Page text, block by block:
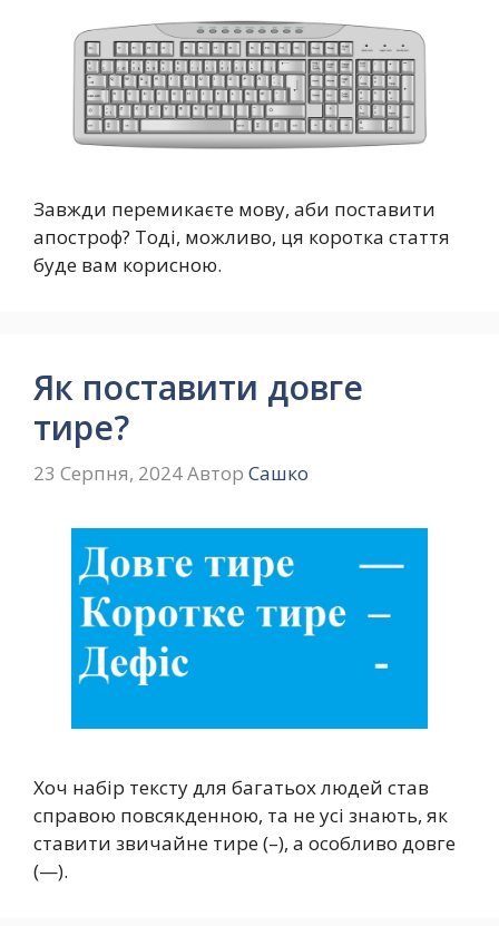
Завжди перемикаєте мову, аби поставити
апостроф? Тоді, можливо, ця коротка стаття
буде вам корисною.
Як поставити довге
тире?
23 Серпня, 2024Автор Сашко
Хоч набір тексту для багатьох людей став
справою повсякденною, та не усі знають, як
ставити звичайне тире (–), а особливо довге
(—).